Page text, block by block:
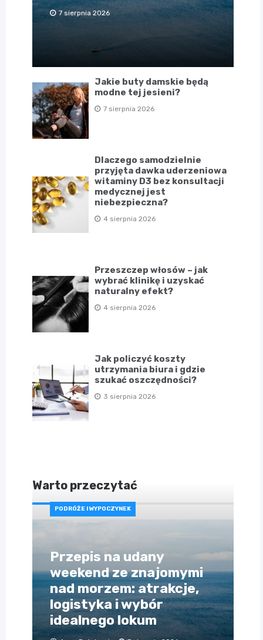
7 sierpnia 2026
Jakie buty damskie będą
modne tej jesieni?
7 sierpnia 2026
Dlaczego samodzielnie
przyjęta dawka uderzeniowa
witaminy D3 bez konsultacji
medycznej jest
niebezpieczna?
4 sierpnia 2026
Przeszczep włosów – jak
wybrać klinikę i uzyskać
naturalny efekt?
4 sierpnia 2026
Jak policzyć koszty
utrzymania biura i gdzie
szukać oszczędności?
3 sierpnia 2026
Warto przeczytać
PODRÓŻE I WYPOCZYNEK
Przepis na udany
weekend ze znajomymi
nad morzem: atrakcje,
logistyka i wybór
idealnego lokum